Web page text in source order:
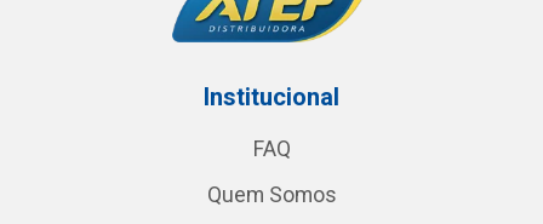
Institucional
FAQ
Quem Somos